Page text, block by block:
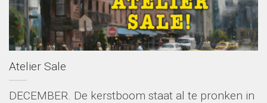
Atelier Sale
DECEMBER. De kerstboom staat al te pronken in